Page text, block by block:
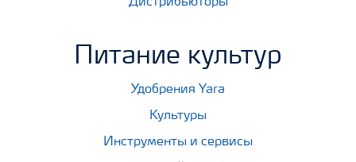
Дистрибьюторы
Питание культур
Удобрения Yara
Культуры
Инструменты и сервисы